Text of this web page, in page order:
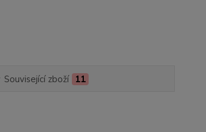
Související zboží 11